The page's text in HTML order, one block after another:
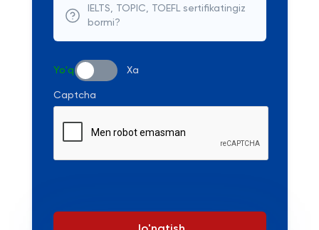
IELTS, TOPIC, TOEFL sertifikatingiz
bormi?
Yo'q Xa
Captcha